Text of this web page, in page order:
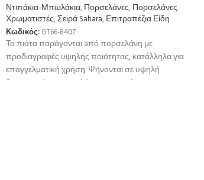
Ντιπάκια-Μπωλάκια,Πορσελάνες,Πορσελάνες
Χρωματιστές,Σειρά Sahara,Επιτραπέζια Είδη
Κωδικός: GT66-8407
Τα πιάτα παράγονται aπό πορσελάνη με
προδιαγραφές υψηλής ποιότητας, κατάλληλα για
επαγγελματική χρήση. Ψήνονται σε υψηλή
θερμοκρσία για μεγαλύτερη αντοχή